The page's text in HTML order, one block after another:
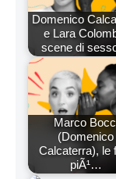
Domenico
e Lara
scene di
Marco
(Domenico
Calcaterra), le
piÃ¹…